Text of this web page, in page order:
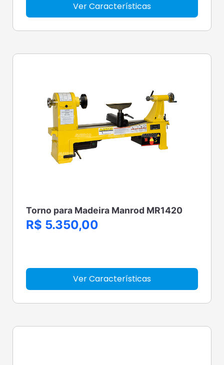
Ver Características
Torno para Madeira Manrod MR1420
R$ 5.350,00
Ver Características